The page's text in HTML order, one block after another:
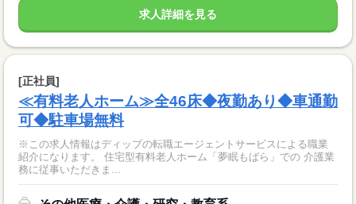
求人詳細を見る
[正社員]
≪有料老人ホーム≫全46床◆夜勤あり◆車通勤
可◆駐車場無料
※この求人情報はディップの転職エージェントサービスによる職業
紹介になります。 住宅型有料老人ホーム「夢眠もばら」での 介護業
務に従事いただきま...